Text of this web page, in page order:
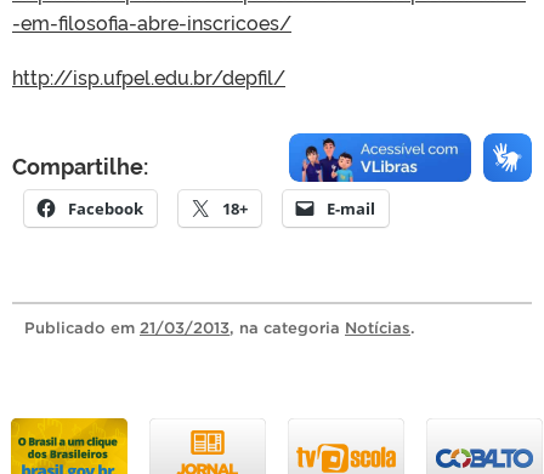
-em-filosofia-abre-inscricoes/
http://isp.ufpel.edu.br/depfil/
Compartilhe:
Facebook 18+ E-mail
Publicado em 21/03/2013, na categoria Notícias.